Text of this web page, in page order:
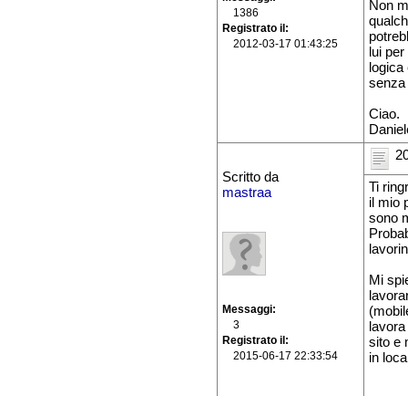
1386
Registrato il
2012-03-17 01:43:25
Non
lui
senza
Ciao.
Scritto da
mastraa
Messaggi
3
Registrato il
2015-06-17 22:33:54
Ti
il mio
sono
Mi
sito e
in